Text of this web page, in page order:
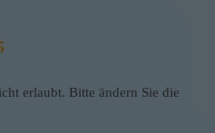
erlaubt. Bitte ändern Sie die